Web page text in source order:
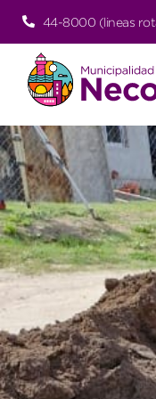
44-8000 (lineas